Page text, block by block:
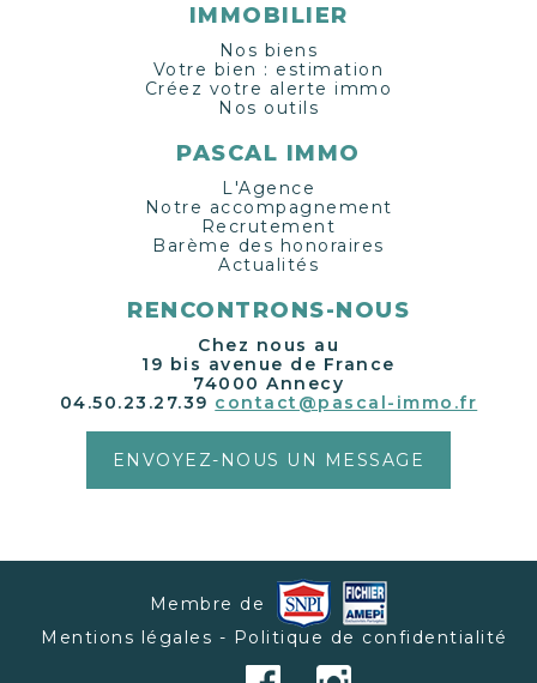
IMMOBILIER
Nos biens
Votre bien : estimation
Créez votre alerte immo
Nos outils
PASCAL IMMO
L'Agence
Notre accompagnement
Recrutement
Barème des honoraires
Actualités
RENCONTRONS-NOUS
Chez nous au
19 bis avenue de France
74000 Annecy
04.50.23.27.39 contact@pascal-immo.fr
ENVOYEZ-NOUS UN MESSAGE
Membre de
Mentions légales - Politique de confidentialité